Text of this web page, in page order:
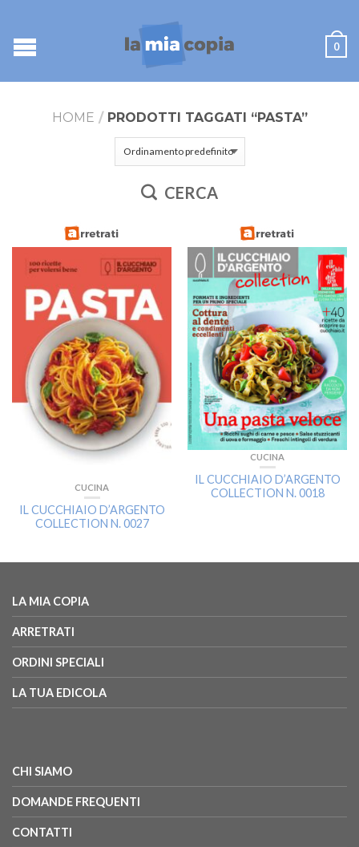
0
HOME / PRODOTTI TAGGATI “PASTA”
CERCA
CUCINA
IL CUCCHIAIO D’ARGENTO
COLLECTION N. 0027
CUCINA
IL CUCCHIAIO D’ARGENTO
COLLECTION N. 0018
LA MIA COPIA
ARRETRATI
ORDINI SPECIALI
LA TUA EDICOLA
CHI SIAMO
DOMANDE FREQUENTI
CONTATTI